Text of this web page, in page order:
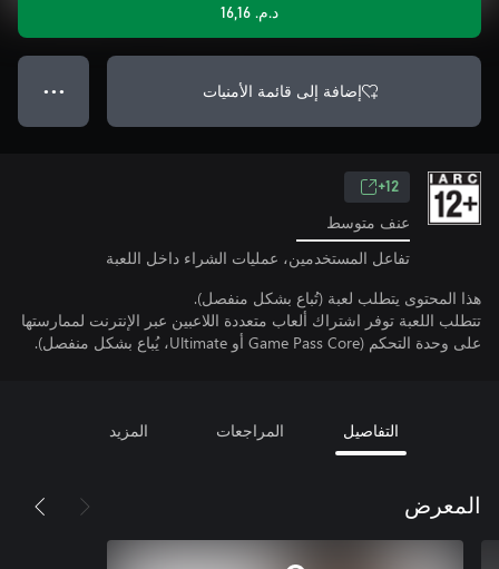
د.م.‏ 16,16
إضافة إلى قائمة الأمنيات ● ● ●
12+
عنف متوسط
تفاعل المستخدمين، عمليات الشراء داخل اللعبة
هذا المحتوى يتطلب لعبة (تُباع بشكل منفصل).
تتطلب اللعبة توفر اشتراك ألعاب متعددة اللاعبين عبر الإنترنت لممارستها
على وحدة التحكم (Game Pass Core أو Ultimate، يُباع بشكل منفصل).
التفاصيل المراجعات المزيد
المعرض